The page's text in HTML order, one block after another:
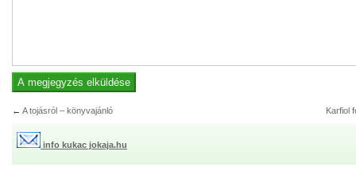
← A tojásról – könyvajánló Karfiol
info kukac jokaja.hu